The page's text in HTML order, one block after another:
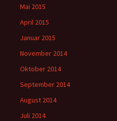
Mai 2015
April 2015
Januar 2015
November 2014
Oktober 2014
September 2014
August 2014
Juli 2014